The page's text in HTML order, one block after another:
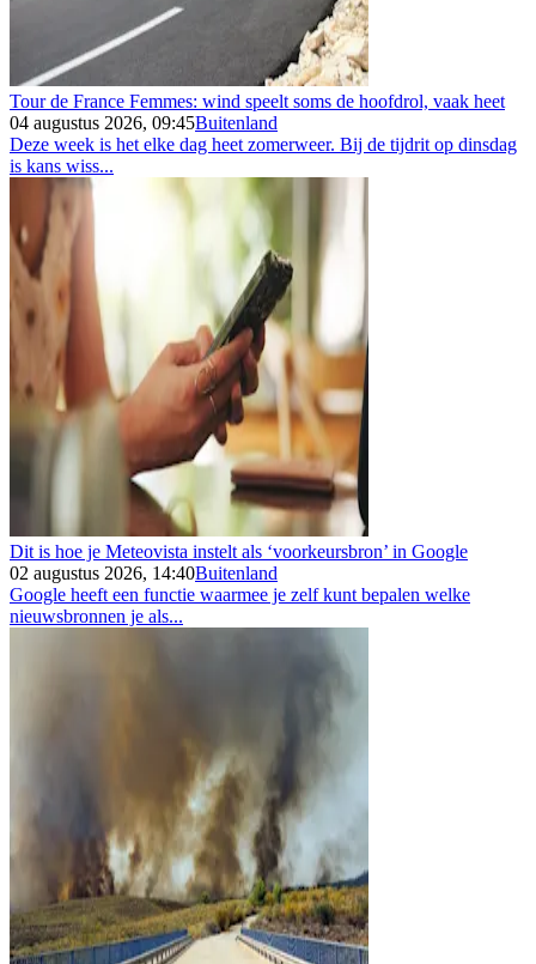
Tour de France Femmes: wind speelt soms de hoofdrol, vaak heet
04 augustus 2026, 09:45Buitenland
Deze week is het elke dag heet zomerweer. Bij de tijdrit op dinsdag
is kans wiss...
Dit is hoe je Meteovista instelt als ‘voorkeursbron’ in Google
02 augustus 2026, 14:40Buitenland
Google heeft een functie waarmee je zelf kunt bepalen welke
nieuwsbronnen je als...